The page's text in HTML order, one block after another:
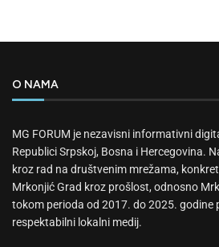
O NAMA
MG FORUM je nezavisni informativni
Republici Srpskoj, Bosna i Hercegovina.
kroz rad na društvenim mrežama,
Mrkonjić Grad kroz prošlost, odnosno
tokom perioda od 2017. do 2025. godine
respektabilni lokalni medij.